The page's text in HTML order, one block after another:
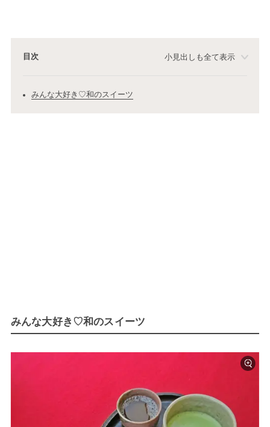
目次 小見出しも全て表示
みんな大好き♡和のスイーツ
みんな大好き♡和のスイーツ